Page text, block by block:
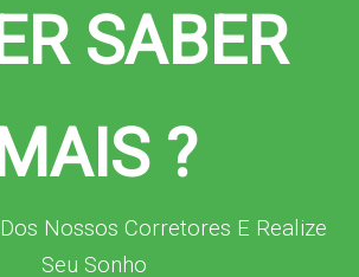
SABER
?
Nossos Corretores E Realize
Seu Sonho